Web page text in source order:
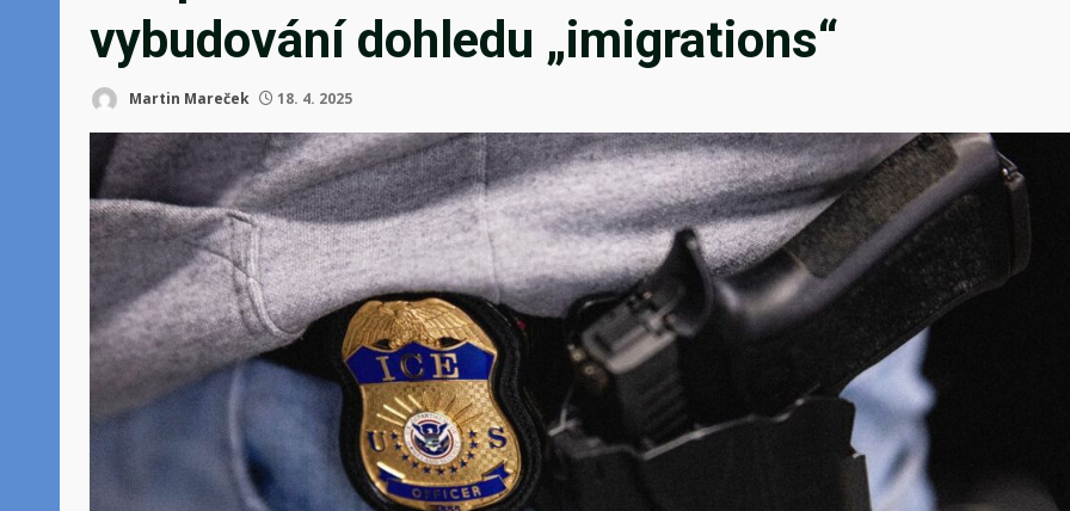
vybudování dohledu „imigrations“
Martin Mareček 18. 4. 2025